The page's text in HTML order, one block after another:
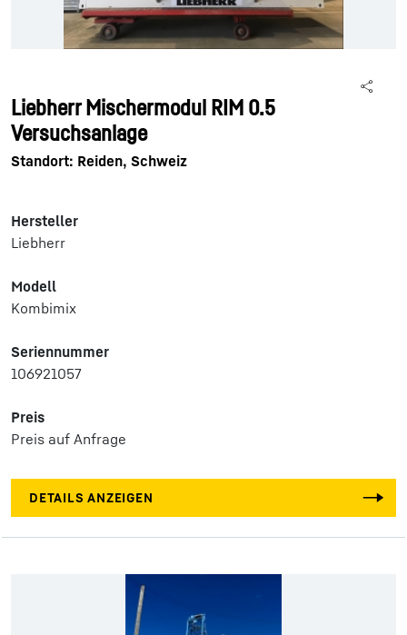
Liebherr Mischermodul RIM 0.5
Versuchsanlage
Standort: Reiden, Schweiz
Hersteller
Liebherr
Modell
Kombimix
Seriennummer
106921057
Preis
Preis auf Anfrage
DETAILS ANZEIGEN